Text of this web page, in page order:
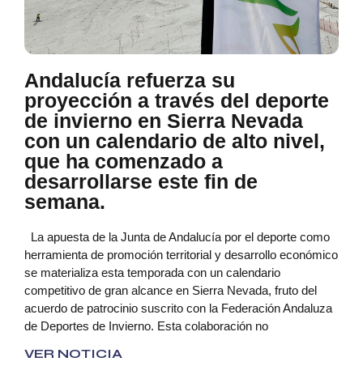
Andalucía refuerza su
proyección a través del deporte
de invierno en Sierra Nevada
con un calendario de alto nivel,
que ha comenzado a
desarrollarse este fin de
semana.
La apuesta de la Junta de Andalucía por el deporte como
herramienta de promoción territorial y desarrollo económico
se materializa esta temporada con un calendario
competitivo de gran alcance en Sierra Nevada, fruto del
acuerdo de patrocinio suscrito con la Federación Andaluza
de Deportes de Invierno. Esta colaboración no
VER NOTICIA